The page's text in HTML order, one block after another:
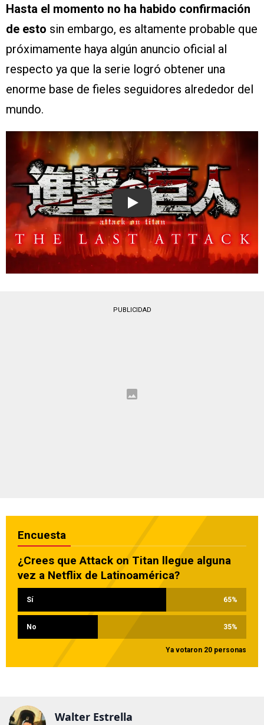
Hasta el momento no ha habido confirmación
de esto sin embargo, es altamente probable que
próximamente haya algún anuncio oficial al
respecto ya que la serie logró obtener una
enorme base de fieles seguidores alrededor del
mundo.
Play
PUBLICIDAD
Encuesta
¿Crees que Attack on Titan llegue alguna
vez a Netflix de Latinoamérica?
Sí 65%
No 35%
Ya votaron 20 personas
Walter Estrella